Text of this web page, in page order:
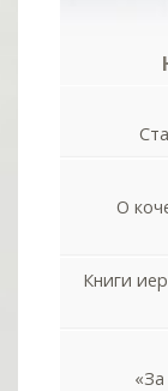
О
Книги